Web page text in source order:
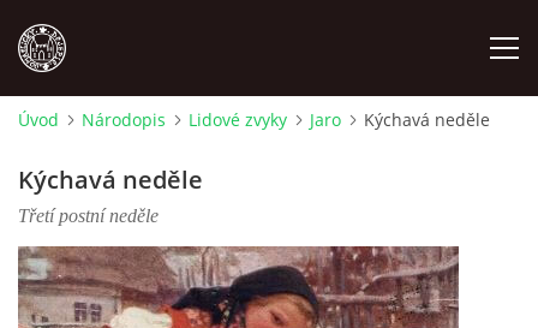
NÁRODOPIS
OSOBNOSTI
Úvod Národopis Lidové zvyky Jaro Kýchavá neděle
Kýchavá neděle
Třetí postní neděle